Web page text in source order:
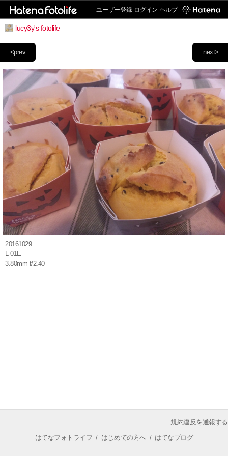
ユーザー登録 ログイン ヘルプ
lucy3y's fotolife
next>
<prev
20161029
L-01E
3.80mm f/2.40
規約違反を通報する
はてなフォトライフ / はじめての方へ/ はてなブログ